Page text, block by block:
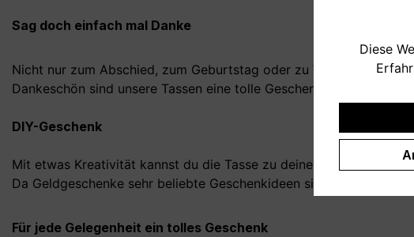
Sag doch einfach mal Danke
Nicht nur zum Abschied, zum Geburtstag oder zu Weihnachten
Dankeschön sind unsere Tassen eine tolle Geschenkidee.
DIY-Geschenk
Mit etwas Kreativität kannst du die Tasse zu deinem
Da Geldgeschenke sehr beliebte Geschenkideen sind, kannst Du
Für jede Gelegenheit ein tolles Geschenk
Diese